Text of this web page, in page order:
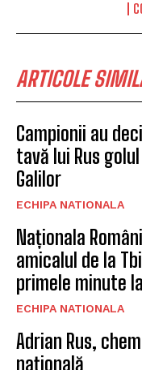
ARTICOLE
Campionii au
tavă lui Rus
Galilor
ECHIPA NATIONALA
Naționala
amicalul de la
primele minute
ECHIPA NATIONALA
Adrian Rus,
națională